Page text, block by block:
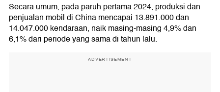
Secara umum, pada paruh pertama 2024, produksi dan
penjualan mobil di China mencapai 13.891.000 dan
14.047.000 kendaraan, naik masing-masing 4,9% dan
6,1% dari periode yang sama di tahun lalu.
ADVERTISEMENT